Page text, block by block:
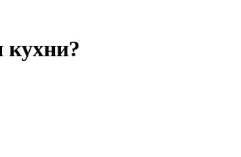
кухни?